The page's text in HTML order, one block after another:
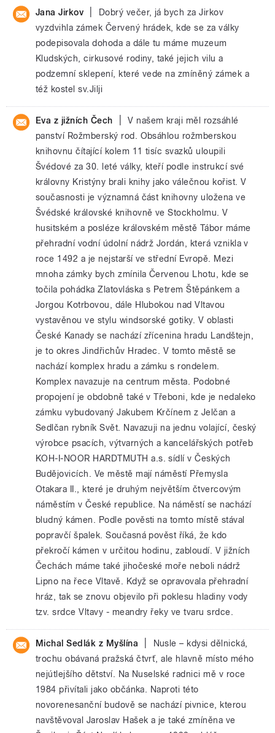
Jana Jirkov
Dobrý večer, já bych za Jirkov
vyzdvihla zámek Červený hrádek, kde se za války
podepisovala dohoda a dále tu máme muzeum
Kludských, cirkusové rodiny, také jejich vilu a
podzemní sklepení, které vede na zmíněný zámek a
též kostel sv.Jilji
Eva z jižních Čech
V našem kraji měl rozsáhlé
panství Rožmberský rod. Obsáhlou rožmberskou
knihovnu čítající kolem 11 tisíc svazků uloupili
Švédové za 30. leté války, kteří podle instrukcí své
královny Kristýny brali knihy jako válečnou kořist. V
současnosti je významná část knihovny uložena ve
Švédské královské knihovně ve Stockholmu. V
husitském a posléze královském městě Tábor máme
přehradní vodní údolní nádrž Jordán, která vznikla v
roce 1492 a je nejstarší ve střední Evropě. Mezi
mnoha zámky bych zmínila Červenou Lhotu, kde se
točila pohádka Zlatovláska s Petrem Štěpánkem a
Jorgou Kotrbovou, dále Hlubokou nad Vltavou
vystavěnou ve stylu windsorské gotiky. V oblasti
České Kanady se nachází zřícenina hradu Landštejn,
je to okres Jindřichův Hradec. V tomto městě se
nachází komplex hradu a zámku s rondelem.
Komplex navazuje na centrum města. Podobné
propojení je obdobně také v Třeboni, kde je nedaleko
zámku vybudovaný Jakubem Krčínem z Jelčan a
Sedlčan rybník Svět. Navazuji na jednu volající, český
výrobce psacích, výtvarných a kancelářských potřeb
KOH-I-NOOR HARDTMUTH a.s. sídlí v Českých
Budějovicích. Ve městě mají náměstí Přemysla
Otakara II., které je druhým největším čtvercovým
náměstím v České republice. Na náměstí se nachází
bludný kámen. Podle pověsti na tomto místě stával
popravčí špalek. Současná pověst říká, že kdo
překročí kámen v určitou hodinu, zabloudí. V jižních
Čechách máme také jihočeské moře neboli nádrž
Lipno na řece Vltavě. Když se opravovala přehradní
hráz, tak se znovu objevilo při poklesu hladiny vody
tzv. srdce Vltavy - meandry řeky ve tvaru srdce.
Michal Sedlák z Myšlína
Nusle – kdysi dělnická,
trochu obávaná pražská čtvrť, ale hlavně místo mého
nejútlejšího dětství. Na Nuselské radnici mě v roce
1984 přivítali jako občánka. Naproti této
novorenesanční budově se nachází pivnice, kterou
navštěvoval Jaroslav Hašek a je také zmíněna ve